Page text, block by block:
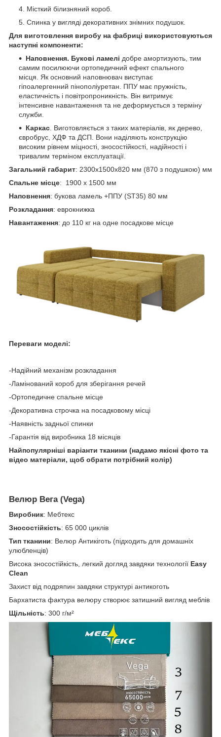
Місткий білизняний короб.
Спинка у вигляді декоративних знімних подушок.
Для виготовлення виробу на фабриці використовуються
наступні компоненти:
Наповнення. Букові ламелі добре амортизують, тим
самим посилюючи ортопедичний ефект спального
місця. Як основний наповнювач виступає
гіпоалергенний пінополіуретан. ППУ має пружність,
еластичність і повітропроникність. Він витримує
інтенсивне навантаження та не деформується з терміну
служби.
Каркас . Виготовляється з таких матеріалів, як дерево,
євробрус, ХДФ та ДСП. Вони наділяють конструкцію
високим рівнем міцності, зносостійкості, надійності і
тривалим терміном експлуатації.
Загальний габарит: 2300х1500х820 мм (870 з подушкою) мм
Спальне місце: 1900 х 1500 мм
Наповнення: букова ламель +ППУ (ST35) 80 мм
Розкладання: еврокнижка
Навантаження: до 110 кг на одне посадкове місце
Переваги моделі:
-Надійний механізм розкладання
-Ламінований короб для зберігання речей
-Ортопедичне спальне місце
-Декоративна строчка на посадковому місці
-Наявність задньої спинки
-Гарантія від виробника 18 місяців
Найпопулярніші варіанти тканини (надамо якісні фото та
відео матеріали, щоб обрати потрібний колір)
Велюр Вега (Vega)
Виробник: Мебтекс
Зносостійкість: 65 000 циклів
Тип тканини: Велюр Антикіготь (підходить для домашніх
улюбленців)
Висока зносостійкість, легкий догляд завдяки технології Easy
Clean
Захист від подряпин завдяки структурі антикоготь
Бархатиста фактура велюру створює затишний вигляд меблів
Щільність: 300 г/м²